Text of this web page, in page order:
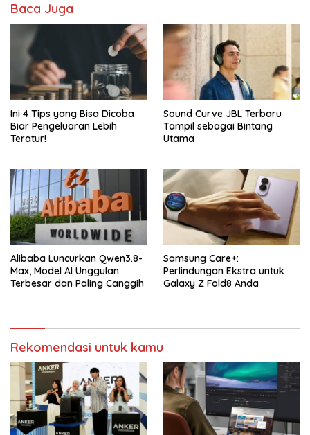
Baca Juga
Ini 4 Tips yang Bisa Dicoba
Biar Pengeluaran Lebih
Teratur!
Sound Curve JBL Terbaru
Tampil sebagai Bintang
Utama
Alibaba Luncurkan Qwen3.8-
Max, Model AI Unggulan
Terbesar dan Paling Canggih
Samsung Care+:
Perlindungan Ekstra untuk
Galaxy Z Fold8 Anda
Rekomendasi untuk kamu